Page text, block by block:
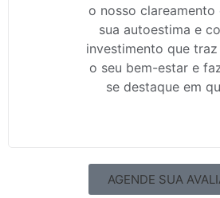
o nosso clareamento
sua autoestima e
investimento que
o seu bem-estar e
se destaque em
AGENDE SUA